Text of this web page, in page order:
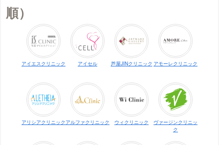
順）
アイエスクリニック アイセル 芦屋JINクリニック アモーレクリニック
アリシアクリニック アルファクリニック ウィクリニック
ヴァージンクリニッ
ク